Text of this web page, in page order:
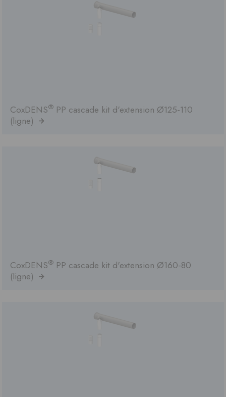
CoxDENS® PP cascade kit d'extension Ø125-110
(ligne)
CoxDENS® PP cascade kit d'extension Ø160-80
(ligne)